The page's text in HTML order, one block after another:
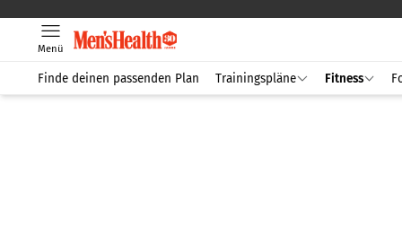
Menü
Finde deinen passenden Plan Trainingspläne Fitness